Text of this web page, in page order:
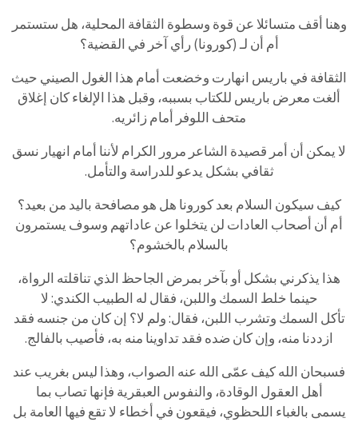
وهنا أقف متسائلا عن قوة وسطوة الثقافة المحلية، هل ستستمر
أم أن لـ (كورونا) رأي آخر في القضية؟
الثقافة في باريس انهارت وخضعت أمام هذا الغول الصيني حيث
ألغت معرض باريس للكتاب بسببه، وقبل هذا الإلغاءكان إغلاق
متحف اللوفر أمامزائريه.
لا يمكن أن أمر قصيدة الشاعر مرور الكرام لأننا أمام انهيار نسق
ثقافي بشكل يدعو للدراسة والتأمل.
كيف سيكون السلام بعد كورونا هل هو مصافحة باليد من بعيد؟
أم أن أصحاب العادات لن يتخلوا عن عاداتهم وسوف يستمرون
بالسلام بالخشوم؟
هذا يذكرني بشكل أو بآخر بمرض الجاحظ الذيتناقلته الرواة،
حينما خلط السمك واللبن، فقال له الطبيب الكندي: لا
تأكل السمك وتشرب اللبن، فقال:ولم لا؟ إن كان من جنسه فقد
ازددنا منه، وإنكانضده فقدتداوينا منه به، فأصيب بالفالج.
فسبحان اللهكيف عمّى الله عنه الصواب، وهذا ليس بغريب عند
أهل العقول الوقادة، والنفوس العبقرية فإنها تصاب بما
يسمى بالغباء اللحظوي، فيقعون في أخطاء لاتقع فيها العامة بل